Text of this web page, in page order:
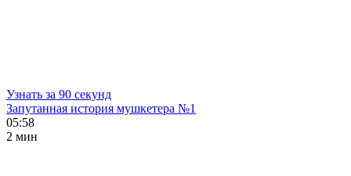
Узнать за 90 секунд
Запутанная история мушкетера №1
05:58
2 мин